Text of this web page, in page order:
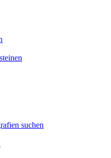
suchen